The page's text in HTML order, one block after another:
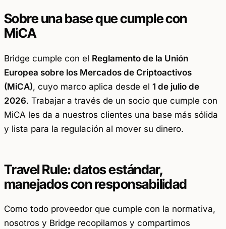
Sobre una base que cumple con
MiCA
Bridge cumple con el Reglamento de la Unión
Europea sobre los Mercados de Criptoactivos
(MiCA), cuyo marco aplica desde el 1 de julio de
2026. Trabajar a través de un socio que cumple con
MiCA les da a nuestros clientes una base más sólida
y lista para la regulación al mover su dinero.
Travel Rule: datos estándar,
manejados con responsabilidad
Como todo proveedor que cumple con la normativa,
nosotros y Bridge recopilamos y compartimos